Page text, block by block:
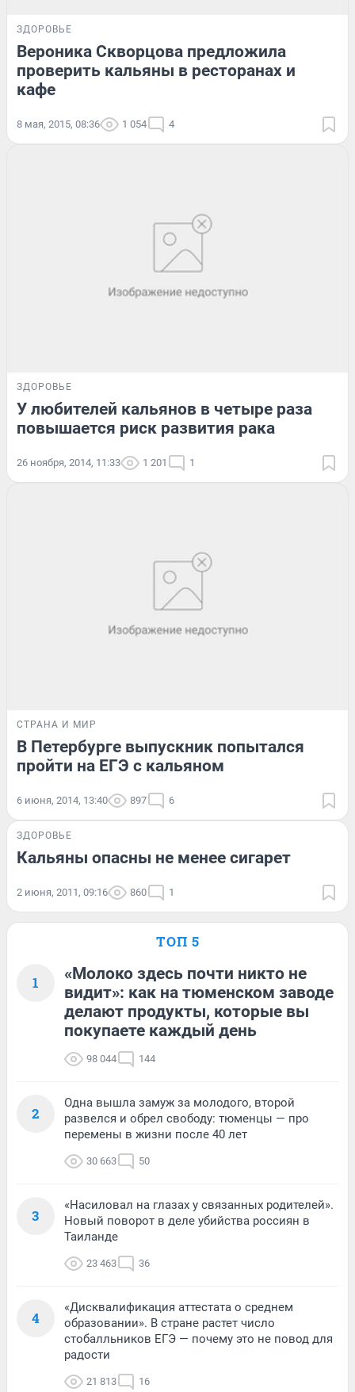
ЗДОРОВЬЕ
Вероника Скворцова предложила
проверить кальяны в ресторанах и
кафе
8 мая, 2015, 08:36 1 054 4
ЗДОРОВЬЕ
У любителей кальянов в четыре раза
повышается риск развития рака
26 ноября, 2014, 11:33 1 201 1
СТРАНА И МИР
В Петербурге выпускник попытался
пройти на ЕГЭ с кальяном
6 июня, 2014, 13:40 897 6
ЗДОРОВЬЕ
Кальяны опасны не менее сигарет
2 июня, 2011, 09:16 860 1
ТОП 5
1
«Молоко здесь почти никто не
видит»: как на тюменском заводе
делают продукты, которые вы
покупаете каждый день
98 044 144
2
Одна вышла замуж за молодого, второй
развелся и обрел свободу: тюменцы — про
перемены в жизни после 40 лет
30 663 50
3
«Насиловал на глазах у связанных родителей».
Новый поворот в деле убийства россиян в
Таиланде
23 463 36
4
«Дисквалификация аттестата о среднем
образовании». В стране растет число
стобалльников ЕГЭ — почему это не повод для
радости
21 813 16